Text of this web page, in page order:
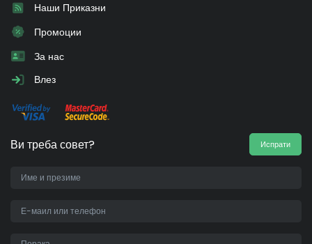
Наши Приказни
Промоции
За нас
Влез
Ви треба совет? Испрати